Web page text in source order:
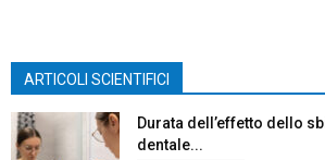
ARTICOLI SCIENTIFICI
Durata dell’effetto dello
dentale...